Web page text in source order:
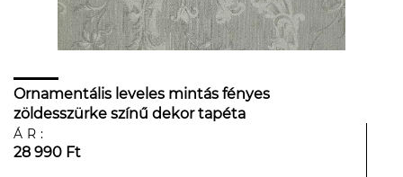
Ornamentális leveles mintás fényes
zöldesszürke színű dekor tapéta
ÁR:
28 990 Ft